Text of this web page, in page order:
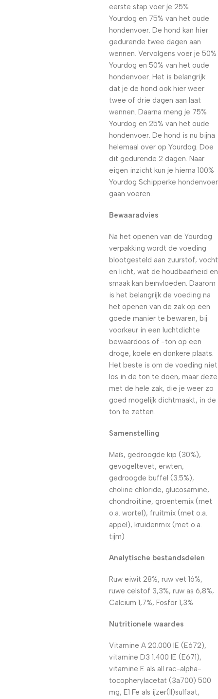
eerste stap voer je 25%
Yourdog en 75% van het oude
hondenvoer. De hond kan hier
gedurende twee dagen aan
wennen. Vervolgens voer je 50%
Yourdog en 50% van het oude
hondenvoer. Het is belangrijk
dat je de hond ook hier weer
twee of drie dagen aan laat
wennen. Daarna meng je 75%
Yourdog en 25% van het oude
hondenvoer. De hond is nu bijna
helemaal over op Yourdog. Doe
dit gedurende 2 dagen. Naar
eigen inzicht kun je hierna 100%
Yourdog Schipperke hondenvoer
gaan voeren.
Bewaaradvies
Na het openen van de Yourdog
verpakking wordt de voeding
blootgesteld aan zuurstof, vocht
en licht, wat de houdbaarheid en
smaak kan beïnvloeden. Daarom
is het belangrijk de voeding na
het openen van de zak op een
goede manier te bewaren, bij
voorkeur in een luchtdichte
bewaardoos of -ton op een
droge, koele en donkere plaats.
Het beste is om de voeding niet
los in de ton te doen, maar deze
met de hele zak, die je weer zo
goed mogelijk dichtmaakt, in de
ton te zetten.
Samenstelling
Maïs, gedroogde kip (30%),
gevogeltevet, erwten,
gedroogde buffel (3.5%),
choline chloride, glucosamine,
chondroitine, groentemix (met
o.a. wortel), fruitmix (met o.a.
appel), kruidenmix (met o.a.
tijm)
Analytische bestandsdelen
Ruw eiwit 28%, ruw vet 16%,
ruwe celstof 3,3%, ruw as 6,8%,
Calcium 1,7%, Fosfor 1,3%
Nutritionele waardes
Vitamine A 20.000 IE (E672),
vitamine D3 1.400 IE (E671),
vitamine E als all rac-alpha-
tocopherylacetat (3a700) 500
mg, E1 Fe als ijzer(II)sulfaat,